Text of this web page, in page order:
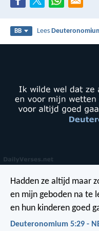
BB Lees
Hadden ze altijd maar
en mijn geboden na te
en hun kinderen goed
Deuteronomium 5:29 -